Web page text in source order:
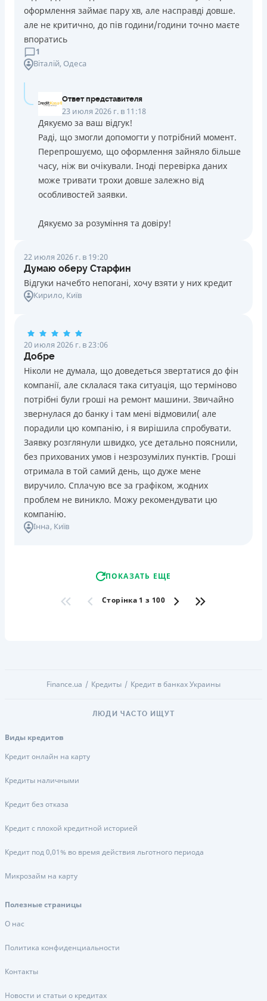
оформлення займає пару хв, але насправді довше.
але не критично, до пів години/години точно маєте
впоратись
1
Віталій, Одеса
Ответ представителя
23 июля 2026 г. в 11:18
Дякуємо за ваш відгук!
Раді, що змогли допомогти у потрібний момент.
Перепрошуємо, що оформлення зайняло більше
часу, ніж ви очікували. Іноді перевірка даних
може тривати трохи довше залежно від
особливостей заявки.
Дякуємо за розуміння та довіру!
22 июля 2026 г. в 19:20
Думаю оберу Старфин
Відгуки начебто непогані, хочу взяти у них кредит
Кирило, Київ
20 июля 2026 г. в 23:06
Добре
Ніколи не думала, що доведеться звертатися до фін
компанії, але склалася така ситуація, що терміново
потрібні були гроші на ремонт машини. Звичайно
звернулася до банку і там мені відмовили( але
порадили цю компанію, і я вирішила спробувати.
Заявку розглянули швидко, усе детально пояснили,
без прихованих умов і незрозумілих пунктів. Гроші
отримала в той самий день, що дуже мене
виручило. Сплачую все за графіком, жодних
проблем не виникло. Можу рекомендувати цю
компанію.
Інна, Київ
ПОКАЗАТЬ ЕЩЕ
Сторінка 1 з 100
Finance.ua Кредиты Кредит в банках Украины
ЛЮДИ ЧАСТО ИЩУТ
Виды кредитов
Кредит онлайн на карту
Кредиты наличными
Кредит без отказа
Кредит с плохой кредитной историей
Кредит под 0,01% во время действия льготного периода
Микрозайм на карту
Полезные страницы
О нас
Политика конфиденциальности
Контакты
Новости и статьи о кредитах